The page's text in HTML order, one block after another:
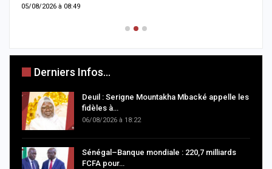
05/08/2026 à 08:49
Derniers Infos...
Deuil : Serigne Mountakha Mbacké appelle les
fidèles à…
06/08/2026 à 18:22
Sénégal–Banque mondiale : 220,7 milliards
FCFA pour…